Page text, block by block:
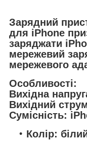
Зарядний
для iPhone
заряджати
мережевий
мережевого
Особливості:
Вихідна
Вихідний
Сумісність:
Колір: